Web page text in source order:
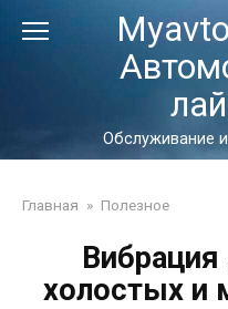
Обслуживание
Главная » Полезное
Вибрация
холостых и